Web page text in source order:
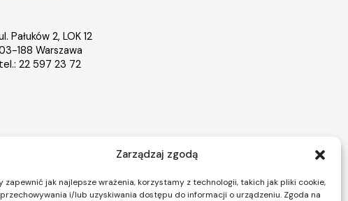
Zarządzaj zgodą
zapewnić jak najlepsze wrażenia, korzystamy z technologii, takich jak pliki cookie,
i/lub uzyskiwania dostępu do informacji o urządzeniu. Zgoda na
Pałuków 2, LOK 12
188 Warszawa
tel.: 22 597 23 72
Katowice
Mieszkania na sprzedaż Warszawa